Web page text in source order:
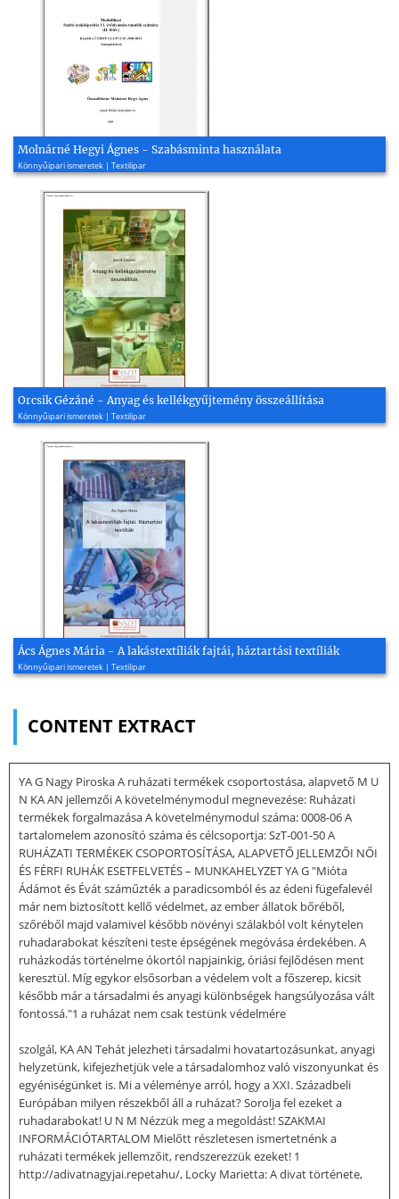
Molnárné Hegyi Ágnes - Szabásminta használata
Könnyűipari ismeretek | Textilipar
Orcsik Gézáné - Anyag és kellékgyűjtemény összeállítása
Könnyűipari ismeretek | Textilipar
Ács Ágnes Mária - A lakástextíliák fajtái, háztartási textíliák
Könnyűipari ismeretek | Textilipar
CONTENT EXTRACT
YA G Nagy Piroska A ruházati termékek csoportostása, alapvető M U
N KA AN jellemzői A követelménymodul megnevezése: Ruházati
termékek forgalmazása A követelménymodul száma: 0008-06 A
tartalomelem azonosító száma és célcsoportja: SzT-001-50 A
RUHÁZATI TERMÉKEK CSOPORTOSÍTÁSA, ALAPVETŐ JELLEMZŐI NŐI
ÉS FÉRFI RUHÁK ESETFELVETÉS – MUNKAHELYZET YA G "Mióta
Ádámot és Évát száműzték a paradicsomból és az édeni fügefalevél
már nem biztosított kellő védelmet, az ember állatok bőréből,
szőréből majd valamivel később növényi szálakból volt kénytelen
ruhadarabokat készíteni teste épségének megóvása érdekében. A
ruházkodás történelme ókortól napjainkig, óriási fejlődésen ment
keresztül. Míg egykor elsősorban a védelem volt a főszerep, kicsit
később már a társadalmi és anyagi különbségek hangsúlyozása vált
fontossá."1 a ruházat nem csak testünk védelmére
szolgál, KA AN Tehát jelezheti társadalmi hovatartozásunkat, anyagi
helyzetünk, kifejezhetjük vele a társadalomhoz való viszonyunkat és
egyéniségünket is. Mi a véleménye arról, hogy a XXI. Századbeli
Európában milyen részekből áll a ruházat? Sorolja fel ezeket a
ruhadarabokat! U N M Nézzük meg a megoldást! SZAKMAI
INFORMÁCIÓTARTALOM Mielőtt részletesen ismertetnénk a
ruházati termékek jellemzőit, rendszerezzük ezeket! 1
http://adivatnagyjai.repetahu/, Locky Marietta: A divat története,